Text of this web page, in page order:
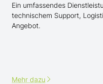
Ein umfassendes
technischem Support,
Angebot.
Mehr dazu